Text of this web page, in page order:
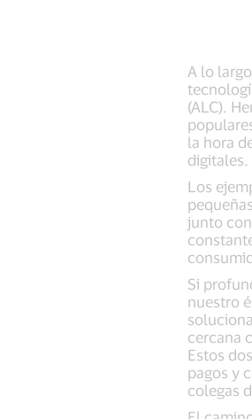
A lo
(ALC).
la hora
digitales.
Los
junto
Si
nuestro
cercana
Estos
pagos y
colegas